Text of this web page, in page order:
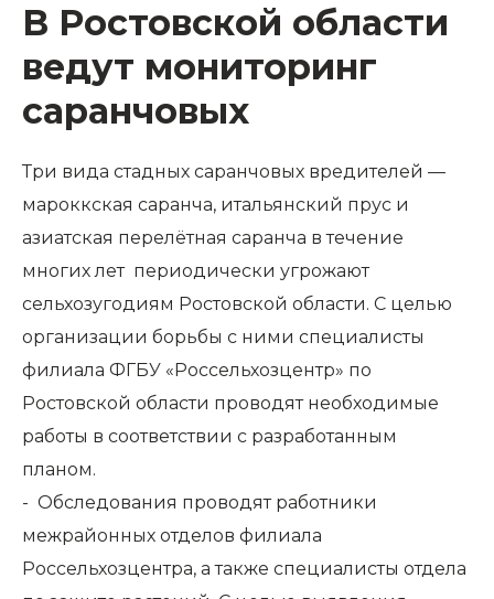
В Ростовской области
ведут мониторинг
саранчовых
Три вида стадных саранчовых вредителей —
мароккская саранча, итальянский прус и
азиатская перелётная саранча в течение
многих лет периодически угрожают
сельхозугодиям Ростовской области. С целью
организации борьбы с ними специалисты
филиала ФГБУ «Россельхозцентр» по
Ростовской области проводят необходимые
работы в соответствии с разработанным
планом.
- Обследования проводят работники
межрайонных отделов филиала
Россельхозцентра, а также специалисты отдела